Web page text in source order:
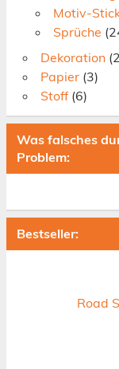
Motiv-
Sprüche
Dekoration
Papier (3)
Stoff (6)
Was falsches
Problem:
Bestseller:
Road